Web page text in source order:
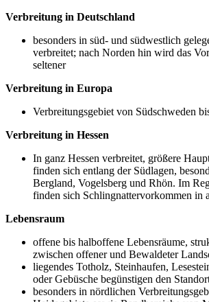
Verbreitung in Deutschland
besonders in süd- und südwestlich
verbreitet; nach Norden hin wird das
seltener
Verbreitung in Europa
Verbreitungsgebiet von Südschweden
Verbreitung in Hessen
In ganz Hessen verbreitet, größere
finden sich entlang der Südlagen,
Bergland, Vogelsberg und Rhön. Im
finden sich Schlingnattervorkommen in
Lebensraum
offene bis halboffene Lebensräume,
zwischen offener und Bewaldeter
liegendes Totholz, Steinhaufen,
oder Gebüsche begünstigen den
besonders in nördlichen